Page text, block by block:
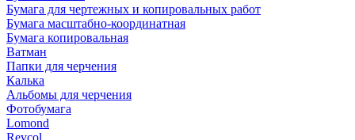
Бумага для чертежных и копировальных работ
Бумага масштабно-координатная
Бумага копировальная
Ватман
Папки для черчения
Калька
Альбомы для черчения
Фотобумага
Lomond
Revcol